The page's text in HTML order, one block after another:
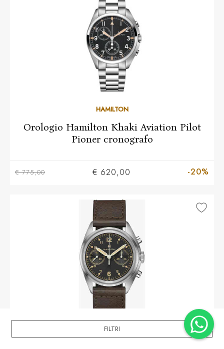
FILTRI
HAMILTON
Orologio Hamilton Khaki Aviation Pilot
Pioner cronografo
€ 775,00 € 620,00 -20%
HAMILTON